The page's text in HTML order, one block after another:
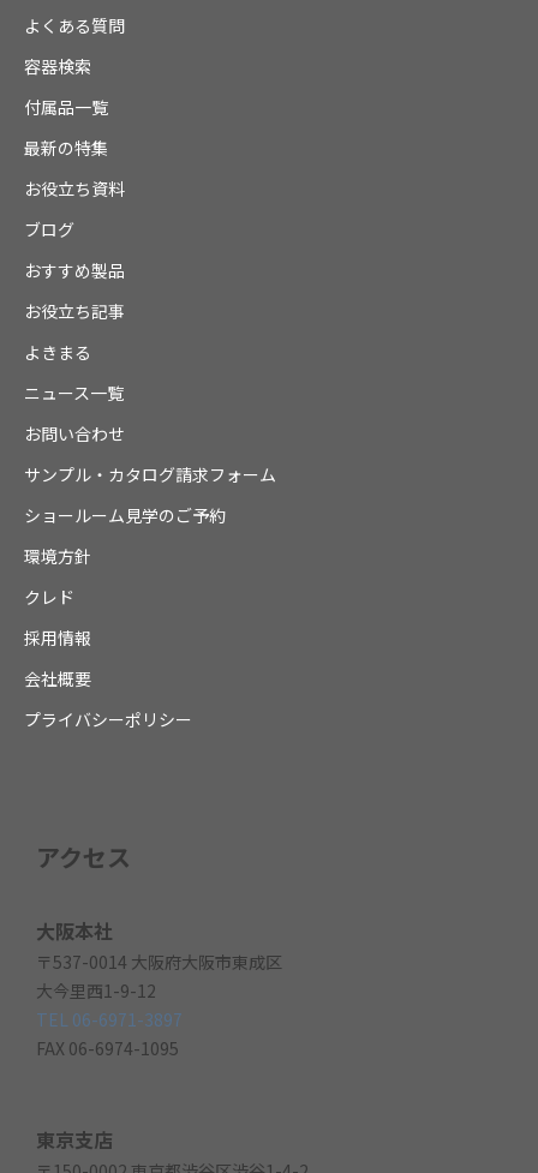
よくある質問
容器検索
付属品一覧
最新の特集
お役立ち資料
ブログ
おすすめ製品
お役立ち記事
よきまる
ニュース一覧
お問い合わせ
サンプル・カタログ請求フォーム
ショールーム見学のご予約
環境方針
クレド
採用情報
会社概要
プライバシーポリシー
アクセス
大阪本社
〒537-0014 大阪府大阪市東成区
大今里西1-9-12
TEL 06-6971-3897
FAX 06-6974-1095
東京支店